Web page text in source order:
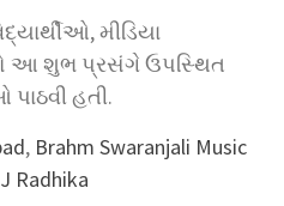
મીડિયા
આ શુભ પ્રસંગે ઉપસ્થિત
હતી.
, Brahm Swaranjali Music
Radhika